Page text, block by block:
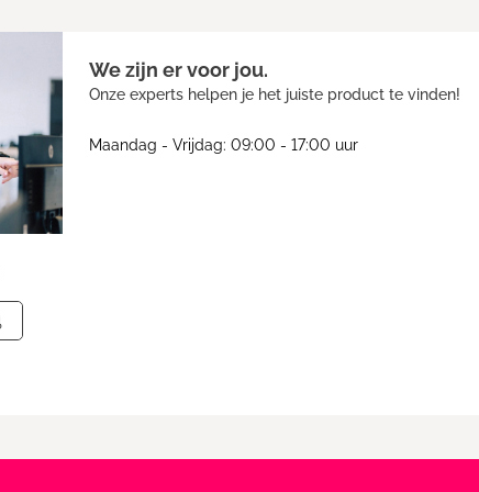
We zijn er voor jou.
Onze experts helpen je het juiste product te vinden!
Maandag - Vrijdag: 09:00 - 17:00 uur